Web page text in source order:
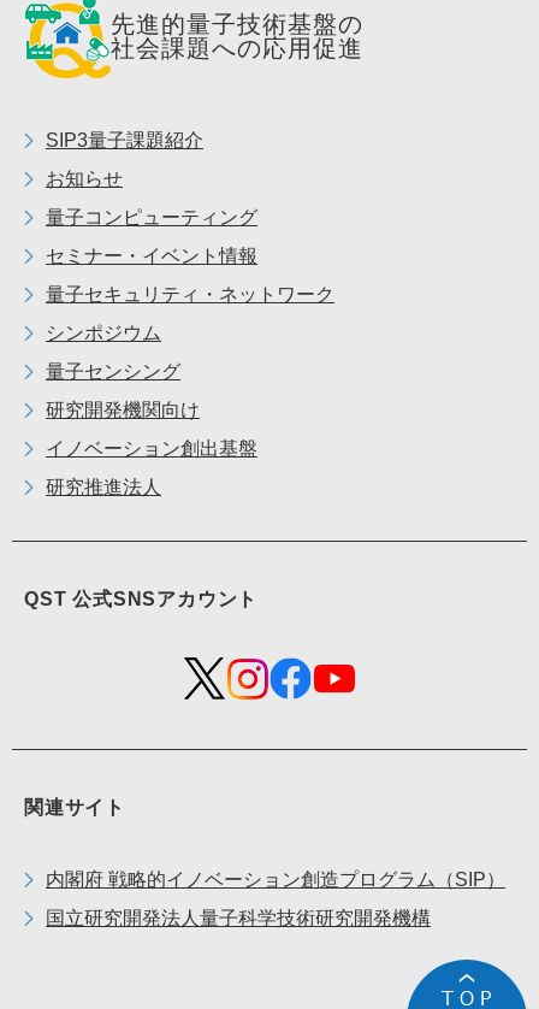
先進的量子技術基盤の
社会課題への応用促進
SIP3量子課題紹介
お知らせ
量子コンピューティング
セミナー・イベント情報
量子セキュリティ・ネットワーク
シンポジウム
量子センシング
研究開発機関向け
イノベーション創出基盤
研究推進法人
QST 公式SNSアカウント
関連サイト
内閣府 戦略的イノベーション創造プログラム（SIP）
国立研究開発法人量子科学技術研究開発機構